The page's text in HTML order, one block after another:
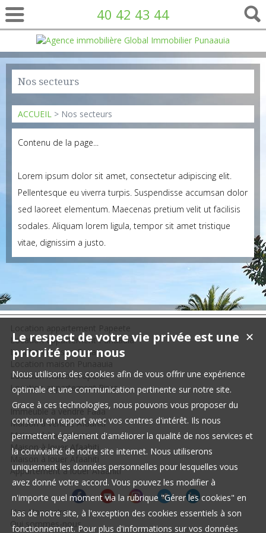
40 42 43 44
Nos secteurs
ACCUEIL > Nos secteurs
Contenu de la page...
Lorem ipsum dolor sit amet, consectetur adipiscing elit.
Pellentesque eu viverra turpis. Suspendisse accumsan dolor
sed laoreet elementum. Maecenas pretium velit ut facilisis
sodales. Aliquam lorem ligula, tempor sit amet tristique
vitae, dignissim a justo.
Location appartement Punaauia
Location maison Faaa
Location maison Punaauia
Location maison Papara
Location appartement Pirae
Immeuble à vendre Faaa
Maison à vendre Afaahiti
Maison à louer Paea
Maison à louer Afaahiti
Appartement à louer Afaahiti
Nos Honoraires
Qui sommes-nous
✕
Le respect de votre vie privée est une
priorité pour nous
Nous utilisons des cookies afin de vous offrir une expérience
optimale et une communication pertinente sur notre site.
Grace à ces technologies, nous pouvons vous proposer du
contenu en rapport avec vos centres d'intérêt. Ils nous
permettent également d'améliorer la qualité de nos services et
la convivialité de notre site internet. Nous utiliserons
uniquement les données personnelles pour lesquelles vous
avez donné votre accord. Vous pouvez les modifier à
n'importe quel moment via la rubrique "Gérer les cookies" en
bas de notre site, à l'exception des cookies essentiels à son
fonctionnement. Pour plus d'informations sur vos données